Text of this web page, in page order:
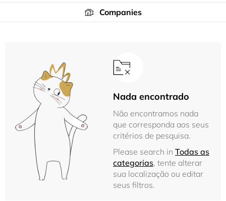
Companies
Nada encontrado
Não encontramos nada
que corresponda aos seus
critérios de pesquisa.
Please search in Todas as
categorias, tente alterar
sua localização ou editar
seus filtros.